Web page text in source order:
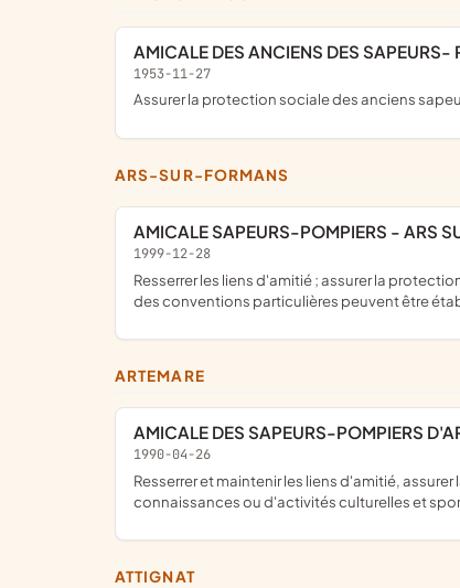
AMICALE DES ANCIENS DES
1953-11-27
assurer la protection sociale des anciens
ARS-SUR-FORMANS
AMICALE SAPEURS-POMPIERS - ARS
1999-12-28
resserrer les liens d'amitié ; assurer la protection sociale des sapeurs-pompiers par l'organisation et la mise en commun de connaissances ou d'activités culturelles et sportives ;
des conventions particulières peuvent être
ARTEMARE
AMICALE DES SAPEURS-POMPIERS
1990-04-26
resserrer et maintenir les liens d'amitié, assurer la protection sociale des sapeurs pompiers actifs ou retraités par l'organisation et la mise en commun permanente de
connaissances ou d'activités culturelles et
ATTIGNAT